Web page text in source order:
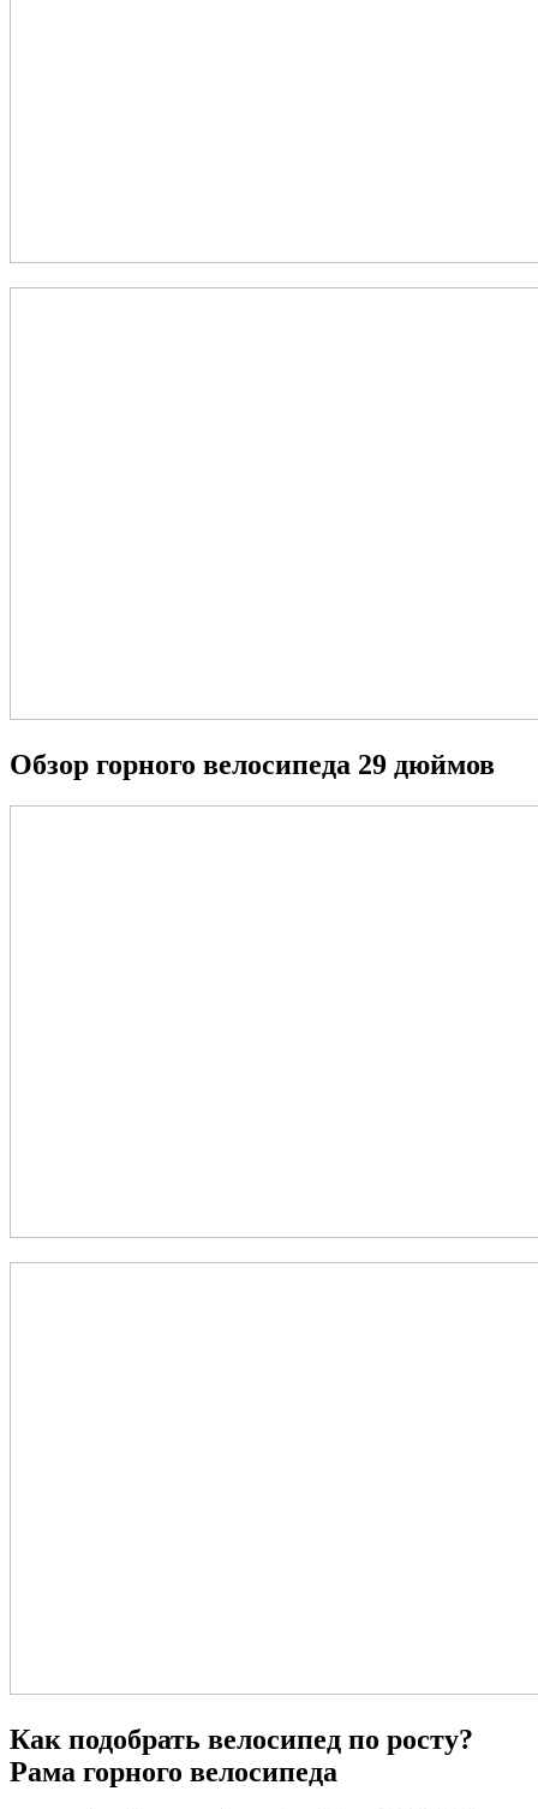
Обзор горного велосипеда 29 дюймов
Как подобрать велосипед по росту?
Рама горного велосипеда